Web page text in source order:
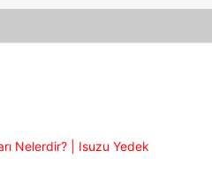
Nelerdir? | Isuzu Yedek